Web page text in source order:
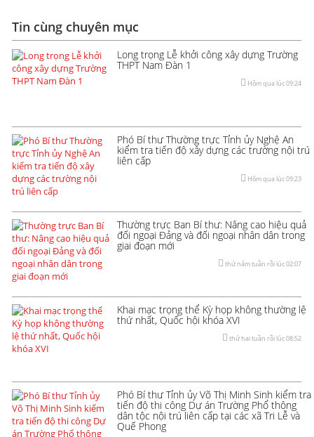
Tin cùng chuyên mục
Long trọng Lễ khởi công xây dựng Trường
THPT Nam Đàn 1
Hôm qua lúc 09:24
Phó Bí thư Thường trực Tỉnh ủy Nghệ An
kiểm tra tiến độ xây dựng các trường nội trú
liên cấp
Hôm qua lúc 09:23
Thường trực Ban Bí thư: Nâng cao hiệu quả
đối ngoại Đảng và đối ngoại nhân dân trong
giai đoạn mới
thứ năm tuần rồi lúc 02:07
Khai mạc trọng thể Kỳ họp không thường lệ
thứ nhất, Quốc hội khóa XVI
thứ hai tuần rồi lúc 08:52
Phó Bí thư Tỉnh ủy Võ Thị Minh Sinh kiểm tra
tiến độ thi công Dự án Trường Phổ thông
dân tộc nội trú liên cấp tại các xã Tri Lễ và
Quế Phong